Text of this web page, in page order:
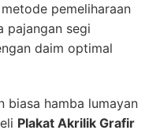
pemeliharaan
pajangan segi
daim optimal
biasa hamba lumayan
Plakat Akrilik Grafir